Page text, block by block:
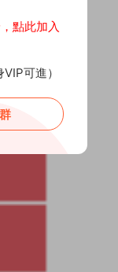
點此加入
可進）